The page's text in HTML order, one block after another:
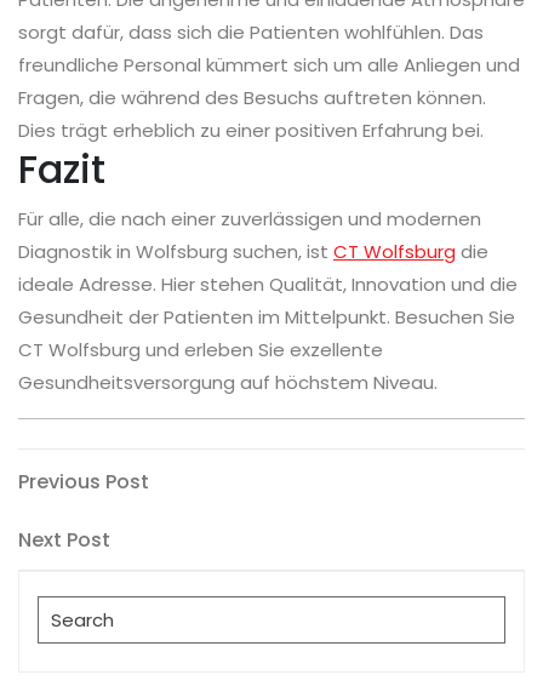
sorgt dafür, dass sich die Patienten wohlfühlen. Das
freundliche Personal kümmert sich um alle Anliegen und
Fragen, die während des Besuchs auftreten können.
Dies trägt erheblich zu einer positiven Erfahrung bei.
Fazit
Für alle, die nach einer zuverlässigen und modernen
Diagnostik in Wolfsburg suchen, ist CT Wolfsburg die
ideale Adresse. Hier stehen Qualität, Innovation und die
Gesundheit der Patienten im Mittelpunkt. Besuchen Sie
CT Wolfsburg und erleben Sie exzellente
Gesundheitsversorgung auf höchstem Niveau.
Post
navigation
Previous
Previous Post
Next
Next Post
Search
for: